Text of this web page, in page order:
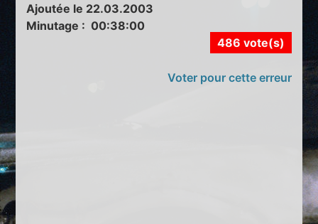
Ajoutée le 22.03.2003
Minutage : 00:38:00
486 vote(s)
Voter pour cette erreur